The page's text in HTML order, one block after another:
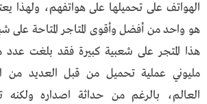
هو واحد من أفضل وأقوى المتاجر المتاحة على
هذا المتجر على شعبية كبيرة فقد بلغت عدد
مليوني عملية تحميل من قبل العديد من
العالم، بالرغم من حداثة اصداره